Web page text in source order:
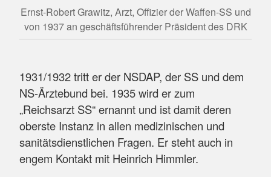
Ernst-Robert Grawitz, Arzt, Offizier der Waffen-SS und
von 1937 an geschäftsführender Präsident des DRK
1931/1932 tritt er der NSDAP, der SS und dem
NS-Ärztebund bei. 1935 wird er zum
„Reichsarzt SS“ ernannt und ist damit deren
oberste Instanz in allen medizinischen und
sanitätsdienstlichen Fragen. Er steht auch in
engem Kontakt mit Heinrich Himmler.